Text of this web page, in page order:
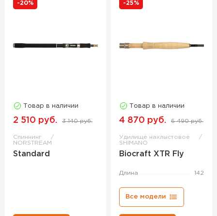
-20%
Товар в наличии
2 510 руб. 3 140 руб.
Спиннинг
NORSTREAM
Standard
-25%
Товар в наличии
4 870 руб. 6 490 руб.
Удилище нахлыстовое
SHIMANO
Biocraft XTR Fly
Длина 142
Все модели